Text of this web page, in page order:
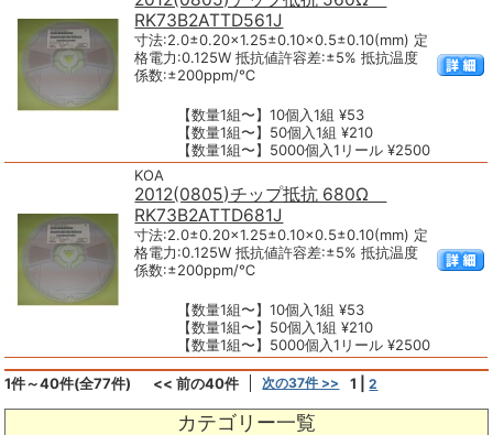
カテゴリー一覧
RK73B2ATTD561J
寸法:2.0±0.20×1.25±0.10×0.5±0.10(mm) 定
格電力:0.125W 抵抗値許容差:±5% 抵抗温度
係数:±200ppm/℃
【数量1組〜】10個入1組 ¥53
【数量1組〜】50個入1組 ¥210
【数量1組〜】5000個入1リール ¥2500
KOA
2012(0805)チップ抵抗 680Ω
RK73B2ATTD681J
寸法:2.0±0.20×1.25±0.10×0.5±0.10(mm) 定
格電力:0.125W 抵抗値許容差:±5% 抵抗温度
係数:±200ppm/℃
【数量1組〜】10個入1組 ¥53
【数量1組〜】50個入1組 ¥210
【数量1組〜】5000個入1リール ¥2500
1件～40件(全77件) << 前の40件 次の37件 >> 1 |2